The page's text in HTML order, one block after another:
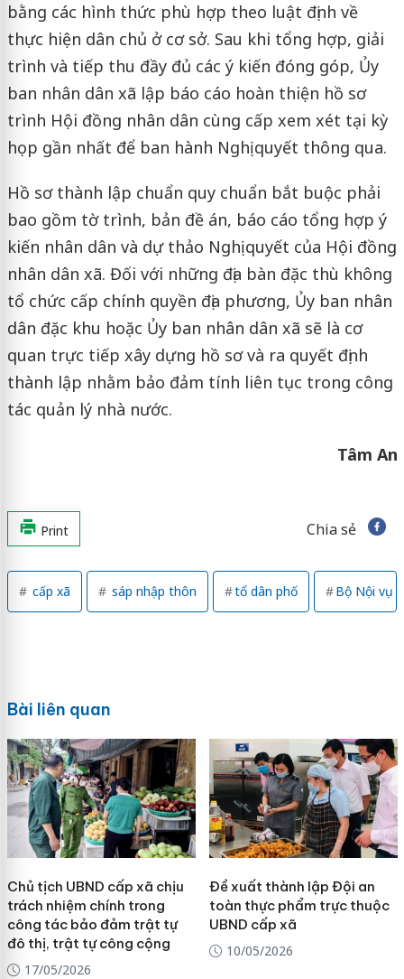
bằng các hình thức phù hợp theo luật định về
thực hiện dân chủ ở cơ sở. Sau khi tổng hợp, giải
trình và tiếp thu đầy đủ các ý kiến đóng góp, Ủy
ban nhân dân xã lập báo cáo hoàn thiện hồ sơ
trình Hội đồng nhân dân cùng cấp xem xét tại kỳ
họp gần nhất để ban hành Nghị quyết thông qua.
Hồ sơ thành lập chuẩn quy chuẩn bắt buộc phải
bao gồm tờ trình, bản đề án, báo cáo tổng hợp ý
kiến nhân dân và dự thảo Nghị quyết của Hội đồng
nhân dân xã. Đối với những địa bàn đặc thù không
tổ chức cấp chính quyền địa phương, Ủy ban nhân
dân đặc khu hoặc Ủy ban nhân dân xã sẽ là cơ
quan trực tiếp xây dựng hồ sơ và ra quyết định
thành lập nhằm bảo đảm tính liên tục trong công
tác quản lý nhà nước.
Tâm An
Print Chia sẻ
cấp xã sáp nhập thôn tổ dân phố Bộ Nội vụ
Bài liên quan
Chủ tịch UBND cấp xã chịu
trách nhiệm chính trong
công tác bảo đảm trật tự
đô thị, trật tự công cộng
17/05/2026
Đề xuất thành lập Đội an
toàn thực phẩm trực thuộc
UBND cấp xã
10/05/2026